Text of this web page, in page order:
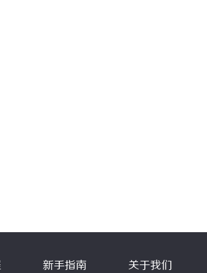
新手指南 关于我们